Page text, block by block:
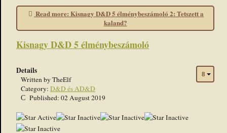
Read more: Kisnagy D&D 5 élménybeszámoló 2: Tetszett a
kaland?
Kisnagy D&D 5 élménybeszámoló
Details
Written byTheElf
Category: D&D és AD&D
Published: 02 August 2019
User
Rating:1/5